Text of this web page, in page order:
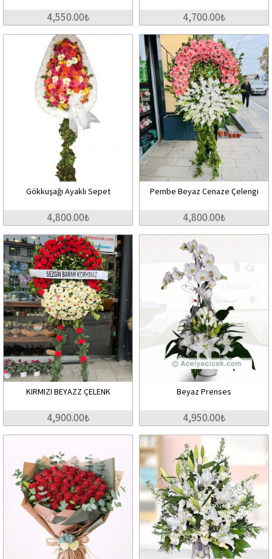
4,550.00₺ 4,700.00₺
Gökkuşağı Ayaklı Sepet
4,800.00₺
Pembe Beyaz Cenaze Çelengi
4,800.00₺
KIRMIZI BEYAZZ ÇELENK
4,900.00₺
Beyaz Prenses
4,950.00₺